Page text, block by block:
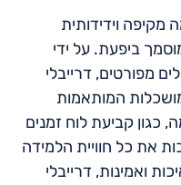
מקיפה וידידותית
ביפעת. על ידי
מפורטים, דרייבלי
המותאמות
כגון קביעת לוח זמנים
את כל חוויית הלמידה
ואמינות, דרייבלי